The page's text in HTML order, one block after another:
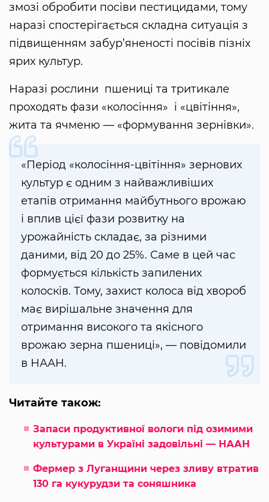
змозі обробити посіви пестицидами, тому
наразі спостерігається складна ситуація з
підвищенням забур’яненості посівів пізніх
ярих культур.
Наразі рослини пшениці та тритикале
проходять фази «колосіння» і «цвітіння»,
жита та ячменю — «формування зернівки».
«Період «колосіння-цвітіння» зернових
культур є одним з найважливіших
етапів отримання майбутнього врожаю
і вплив цієї фази розвитку на
урожайність складає, за різними
даними, від 20 до 25%. Саме в цей час
формується кількість запилених
колосків. Тому, захист колоса від хвороб
має вирішальне значення для
отримання високого та якісного
врожаю зерна пшениці», — повідомили
в НААН.
Читайте також:
Запаси продуктивної вологи під озимими
культурами в Україні задовільні — НААН
Фермер з Луганщини через зливу втратив
130 га кукурудзи та соняшника